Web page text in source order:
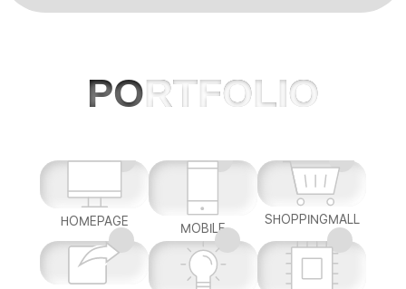
PORTFOLIO
HOMEPAGE MOBILE
SHOPPINGMALL